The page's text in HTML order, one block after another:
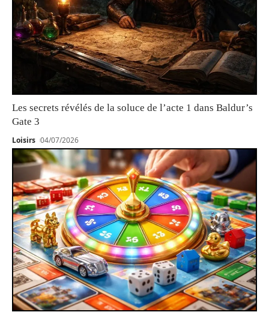
Les secrets révélés de la soluce de l’acte 1 dans Baldur’s
Gate 3
Loisirs 04/07/2026